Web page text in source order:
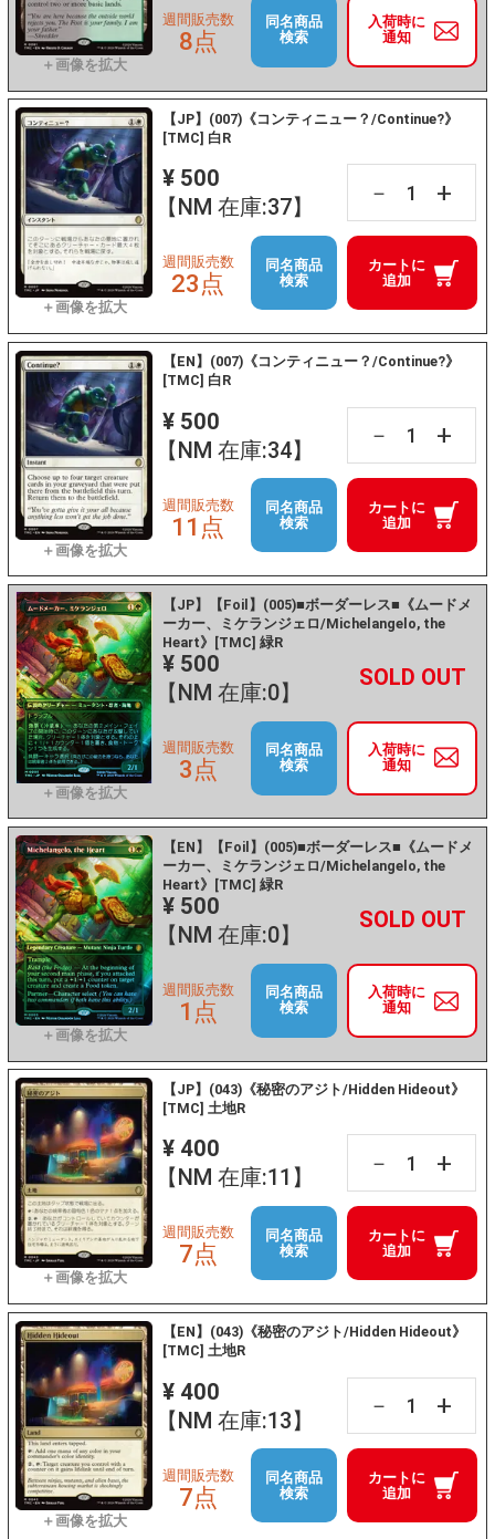
入荷時に
通知
週間販売数
8点
同名商品
検索
【JP】(007)《コンティニュー？/Continue?》
[TMC] 白R
¥ 500
【NM 在庫:37】
－ +
カートに
追加
週間販売数
23点
同名商品
検索
【EN】(007)《コンティニュー？/Continue?》
[TMC] 白R
¥ 500
【NM 在庫:34】
－ +
カートに
追加
週間販売数
11点
同名商品
検索
【JP】【Foil】(005)■ボーダーレス■《ムードメ
ーカー、ミケランジェロ/Michelangelo, the
Heart》[TMC] 緑R
¥ 500
【NM 在庫:0】
－ +
入荷時に
通知
週間販売数
3点
同名商品
検索
【EN】【Foil】(005)■ボーダーレス■《ムードメ
ーカー、ミケランジェロ/Michelangelo, the
Heart》[TMC] 緑R
¥ 500
【NM 在庫:0】
－ +
入荷時に
通知
週間販売数
1点
同名商品
検索
【JP】(043)《秘密のアジト/Hidden Hideout》
[TMC] 土地R
¥ 400
【NM 在庫:11】
－ +
カートに
追加
週間販売数
7点
同名商品
検索
【EN】(043)《秘密のアジト/Hidden Hideout》
[TMC] 土地R
¥ 400
【NM 在庫:13】
－ +
カートに
追加
週間販売数
7点
同名商品
検索